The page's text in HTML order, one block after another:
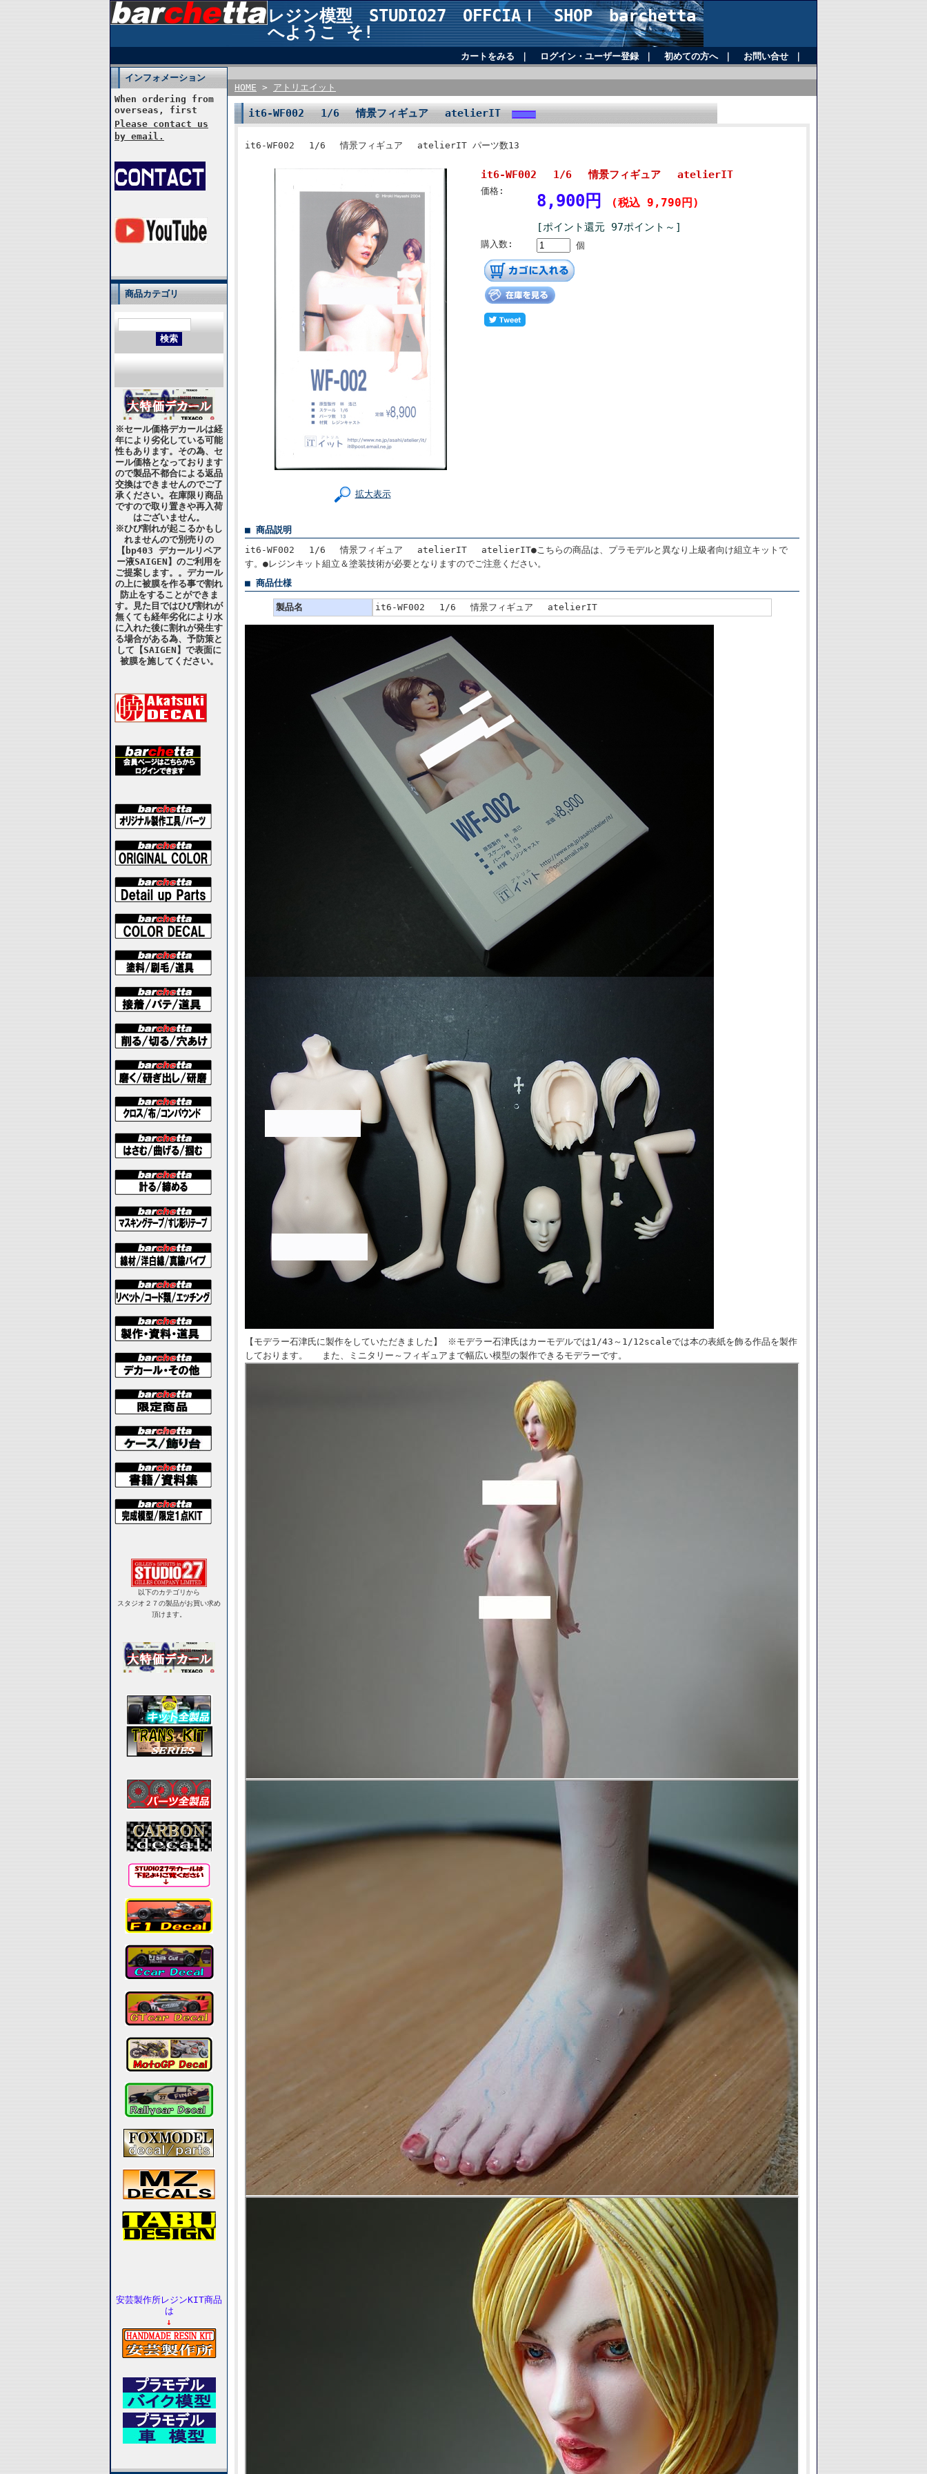
レジン模型 STUDIO27 OFFCIAｌ SHOP barchetta
へようこ そ!
カートをみる ログイン・ユーザー登録｜ 初めての方へ｜ お問い合せ
インフォメーション
When ordering from
overseas, first
Please contact us
by email.
商品カテゴリ
※セール価格デカールは経
年により劣化している可能
性もあります。その為、セ
ール価格となっております
ので製品不都合による返品
交換はできませんのでご了
承ください。在庫限り商品
ですので取り置きや再入荷
はございません。
※ひび割れが起こるかもし
れませんので別売りの
【bp403 デカールリペア
ー液SAIGEN】のご利用を
ご提案します。。デカール
の上に被膜を作る事で割れ
防止をすることができま
す。見た目ではひび割れが
無くても経年劣化により水
に入れた後に割れが発生す
る場合がある為、予防策と
して【SAIGEN】で表面に
被膜を施してください。
以下のカテゴリから
スタジオ２７の製品がお買い求め
頂けます。
安芸製作所レジンKIT商品
は
↓
HOME > アトリエイット
it6-WF002 1/6 情景フィギュア atelierIT
it6-WF002 1/6 情景フィギュア atelierIT パーツ数13
拡大表示
it6-WF002 1/6 情景フィギュア atelierIT
価格:
8,900円 (税込 9,790円)
[ポイント還元 97ポイント～]
購入数: 個
■ 商品説明
it6-WF002 1/6 情景フィギュア atelierIT atelierIT●こちらの商品は、プラモデルと異なり上級者向け組立キットで
す。●レジンキット組立＆塗装技術が必要となりますのでご注意ください。
■ 商品仕様
製品名 it6-WF002 1/6 情景フィギュア atelierIT
【モデラー石津氏に製作をしていただきました】 ※モデラー石津氏はカーモデルでは1/43～1/12scaleでは本の表紙を飾る作品を製作
しております。 また、ミニタリー～フィギュアまで幅広い模型の製作できるモデラーです。